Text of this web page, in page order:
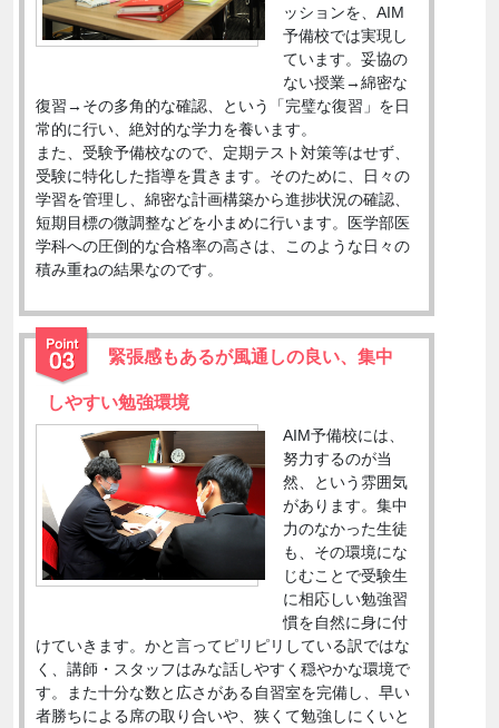
ッションを、AIM
予備校では実現し
ています。妥協の
ない授業→綿密な
復習→その多角的な確認、という「完璧な復習」を日
常的に行い、絶対的な学力を養います。
また、受験予備校なので、定期テスト対策等はせず、
受験に特化した指導を貫きます。そのために、日々の
学習を管理し、綿密な計画構築から進捗状況の確認、
短期目標の微調整などを小まめに行います。医学部医
学科への圧倒的な合格率の高さは、このような日々の
積み重ねの結果なのです。
緊張感もあるが風通しの良い、集中
しやすい勉強環境
AIM予備校には、
努力するのが当
然、という雰囲気
があります。集中
力のなかった生徒
も、その環境にな
じむことで受験生
に相応しい勉強習
慣を自然に身に付
けていきます。かと言ってピリピリしている訳ではな
く、講師・スタッフはみな話しやすく穏やかな環境で
す。また十分な数と広さがある自習室を完備し、早い
者勝ちによる席の取り合いや、狭くて勉強しにくいと